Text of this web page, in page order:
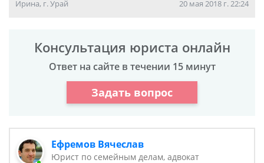
Ирина, г. Урай 20 мая 2018 г. 22:24
Консультация юриста онлайн
Ответ на сайте в течении 15 минут
Задать вопрос
Ефремов Вячеслав
Юрист по семейным делам, адвокат